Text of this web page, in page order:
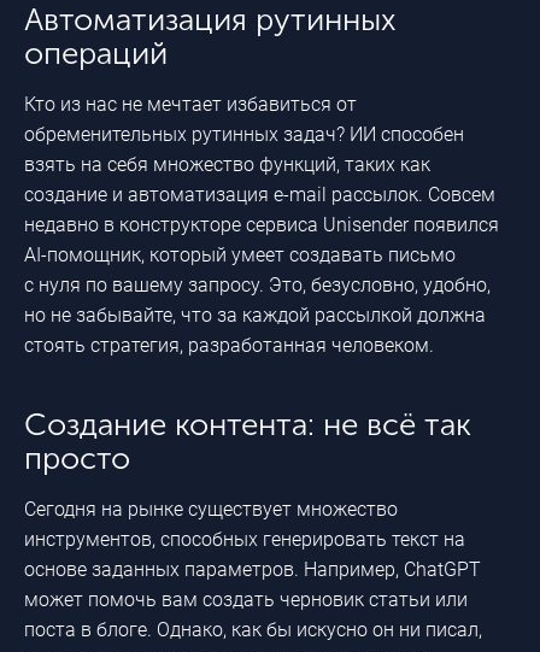
Автоматизация рутинных
операций
Кто из нас не мечтает избавиться от
обременительных рутинных задач? ИИ способен
взять на себя множество функций, таких как
создание и автоматизация e-mail рассылок. Совсем
недавно в конструкторе сервиса Unisender появился
AI-помощник, который умеет создавать письмо
с нуля по вашему запросу. Это, безусловно, удобно,
но не забывайте, что за каждой рассылкой должна
стоять стратегия, разработанная человеком.
Создание контента: не всё так
просто
Сегодня на рынке существует множество
инструментов, способных генерировать текст на
основе заданных параметров. Например, ChatGPT
может помочь вам создать черновик статьи или
поста в блоге. Однако, как бы искусно он ни писал,